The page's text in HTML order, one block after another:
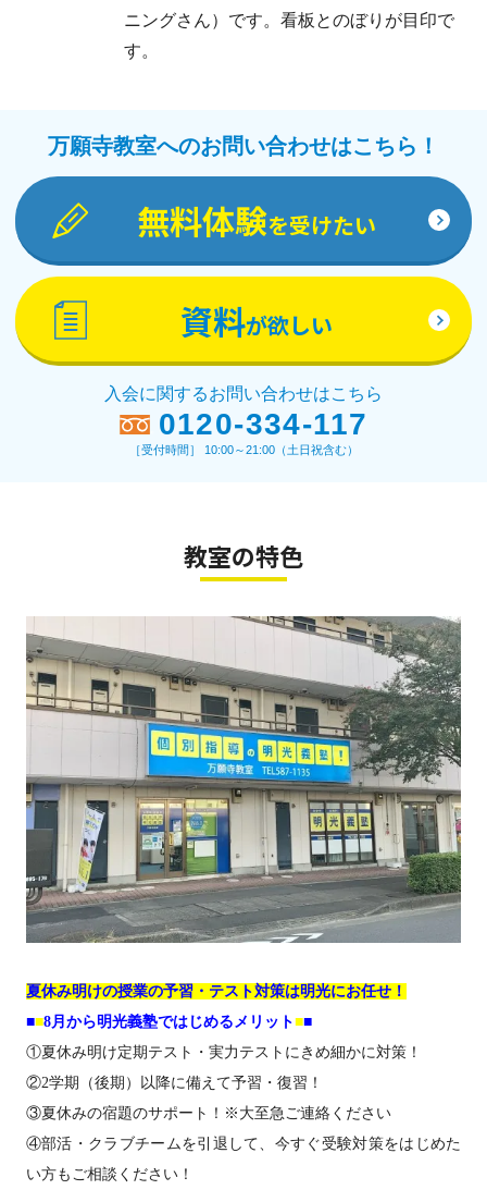
ニングさん）です。看板とのぼりが目印で
す。
万願寺教室へのお問い合わせはこちら！
無料体験を受けたい
資料が欲しい
入会に関するお問い合わせはこちら
0120-334-117
［受付時間］ 10:00～21:00（土日祝含む）
教室の特色
夏休み明けの授業の予習・テスト対策は明光にお任せ！
■■8月から明光義塾ではじめるメリット■■
①夏休み明け定期テスト・実力テストにきめ細かに対策！
②2学期（後期）以降に備えて予習・復習！
③夏休みの宿題のサポート！※大至急ご連絡ください
④部活・クラブチームを引退して、今すぐ受験対策をはじめた
い方もご相談ください！